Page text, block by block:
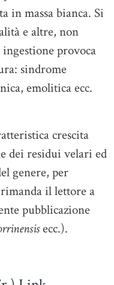
in massa bianca. Si
e altre, non
provoca
sindrome
emolitica ecc.
crescita
dei residui velari ed
genere, per
il lettore a
pubblicazione
ecc.).